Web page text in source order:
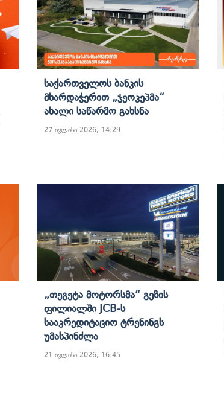
Საქართველოს Ბანკის
Მხარდაჭერით „ჯეოკეპმა“
Ახალი Საწარმო Გახსნა
27 ივლისი 2026, 14:29
„თეგეტა Მოტორსმა“ Გეზის
Ფილიალში JCB-Ს
Სააკრედიტაციო Ტრენინგს
Უმასპინძლა
21 ივლისი 2026, 16:45